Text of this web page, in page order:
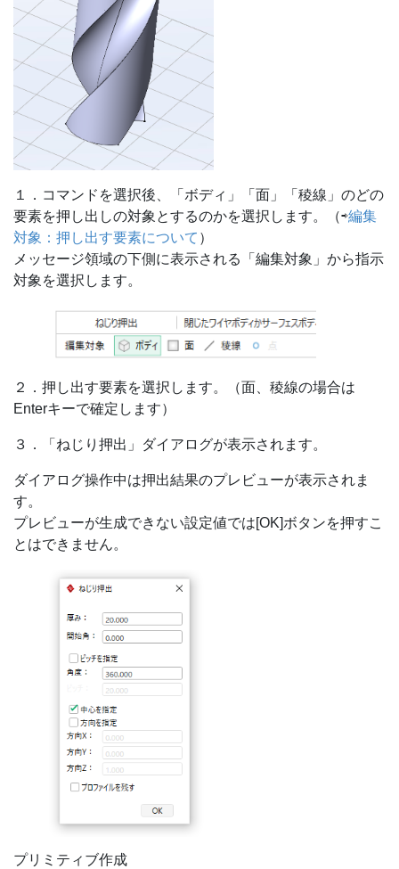
１．コマンドを選択後、「ボディ」「面」「稜線」のどの
要素を押し出しの対象とするのかを選択します。（⇨編集
対象：押し出す要素について ）
メッセージ領域の下側に表示される「編集対象」から指示
対象を選択します。
２．押し出す要素を選択します。（面、稜線の場合は
Enterキーで確定します）
３．「ねじり押出」ダイアログが表示されます。
ダイアログ操作中は押出結果のプレビューが表示されま
す。
プレビューが生成できない設定値では[OK]ボタンを押すこ
とはできません。
プリミティブ作成